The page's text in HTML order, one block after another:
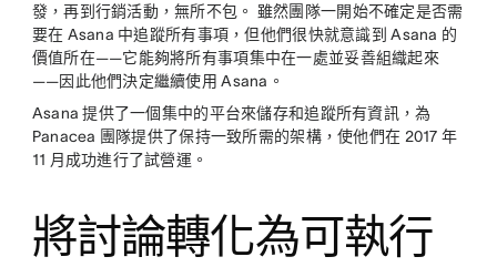
發，再到行銷活動，無所不包。 雖然團隊一開始不確定是否需
要在 Asana 中追蹤所有事項，但他們很快就意識到 Asana 的
價值所在——它能夠將所有事項集中在一處並妥善組織起來
——因此他們決定繼續使用 Asana。
Asana 提供了一個集中的平台來儲存和追蹤所有資訊，為
Panacea 團隊提供了保持一致所需的架構，使他們在 2017 年
11 月成功進行了試營運。
將討論轉化為可執行